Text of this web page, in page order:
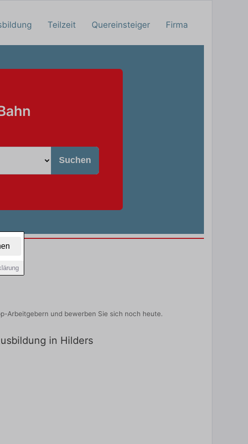
Teilzeit Quereinsteiger Firma
Suchen
Arbeitgebern und bewerben Sie sich noch heute.
in Hilders